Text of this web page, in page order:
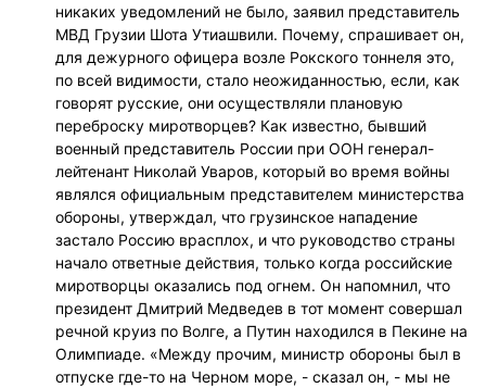
никаких уведомлений не было, заявил представитель
МВД Грузии Шота Утиашвили. Почему, спрашивает он,
для дежурного офицера возле Рокского тоннеля это,
по всей видимости, стало неожиданностью, если, как
говорят русские, они осуществляли плановую
переброску миротворцев? Как известно, бывший
военный представитель России при ООН генерал-
лейтенант Николай Уваров, который во время войны
являлся официальным представителем министерства
обороны, утверждал, что грузинское нападение
застало Россию врасплох, и что руководство страны
начало ответные действия, только когда российские
миротворцы оказались под огнем. Он напомнил, что
президент Дмитрий Медведев в тот момент совершал
речной круиз по Волге, а Путин находился в Пекине на
Олимпиаде. «Между прочим, министр обороны был в
отпуске где-то на Черном море, - сказал он, - мы не